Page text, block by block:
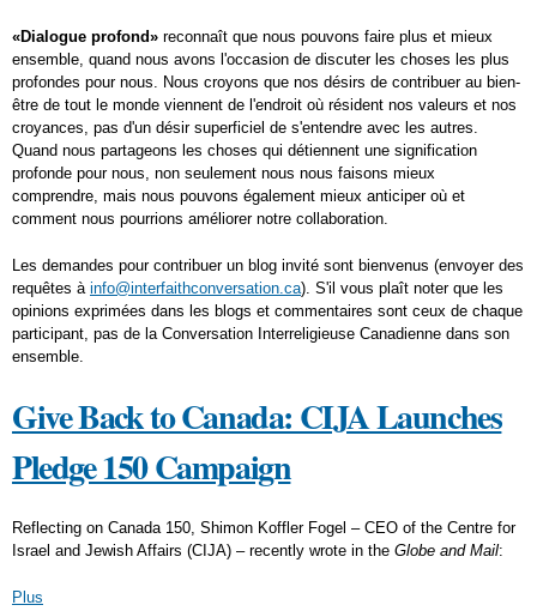
«Dialogue profond» reconnaît que nous pouvons faire plus et mieux
ensemble, quand nous avons l'occasion de discuter les choses les plus
profondes pour nous. Nous croyons que nos désirs de contribuer au bien-
être de tout le monde viennent de l'endroit où résident nos valeurs et nos
croyances, pas d'un désir superficiel de s'entendre avec les autres.
Quand nous partageons les choses qui détiennent une signification
profonde pour nous, non seulement nous nous faisons mieux
comprendre, mais nous pouvons également mieux anticiper où et
comment nous pourrions améliorer notre collaboration.
Les demandes pour contribuer un blog invité sont bienvenus (envoyer des
requêtes à info@interfaithconversation.ca). S'il vous plaît noter que les
opinions exprimées dans les blogs et commentaires sont ceux de chaque
participant, pas de la Conversation Interreligieuse Canadienne dans son
ensemble.
Give Back to Canada: CIJA Launches
Pledge 150 Campaign
Reflecting on Canada 150, Shimon Koffler Fogel – CEO of the Centre for
Israel and Jewish Affairs (CIJA) – recently wrote in the Globe and Mail:
Plus